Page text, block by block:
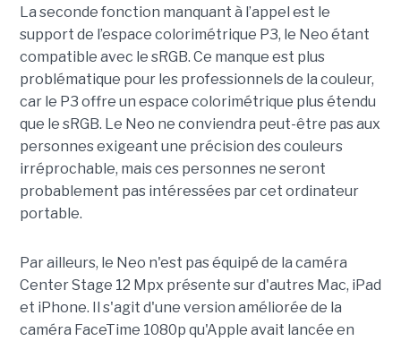
La seconde fonction manquant à l’appel est le
support de l’espace colorimétrique P3, le Neo étant
compatible avec le sRGB. Ce manque est plus
problématique pour les professionnels de la couleur,
car le P3 offre un espace colorimétrique plus étendu
que le sRGB. Le Neo ne conviendra peut-être pas aux
personnes exigeant une précision des couleurs
irréprochable, mais ces personnes ne seront
probablement pas intéressées par cet ordinateur
portable.
Par ailleurs, le Neo n'est pas équipé de la caméra
Center Stage 12 Mpx présente sur d'autres Mac, iPad
et iPhone. Il s'agit d'une version améliorée de la
caméra FaceTime 1080p qu'Apple avait lancée en